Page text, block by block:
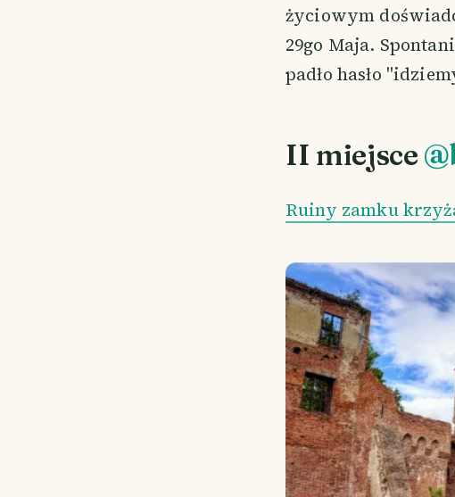
życiowym
29go Maja.
padło hasło
II miejsce
Ruiny zamku